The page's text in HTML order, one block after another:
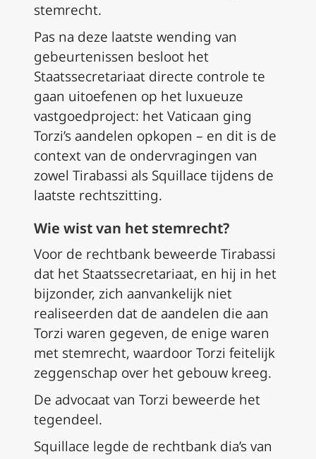
stemrecht.
Pas na deze laatste wending van
gebeurtenissen besloot het
Staatssecretariaat directe controle te
gaan uitoefenen op het luxueuze
vastgoedproject: het Vaticaan ging
Torzi’s aandelen opkopen – en dit is de
context van de ondervragingen van
zowel Tirabassi als Squillace tijdens de
laatste rechtszitting.
Wie wist van het stemrecht?
Voor de rechtbank beweerde Tirabassi
dat het Staatssecretariaat, en hij in het
bijzonder, zich aanvankelijk niet
realiseerden dat de aandelen die aan
Torzi waren gegeven, de enige waren
met stemrecht, waardoor Torzi feitelijk
zeggenschap over het gebouw kreeg.
De advocaat van Torzi beweerde het
tegendeel.
Squillace legde de rechtbank dia’s van